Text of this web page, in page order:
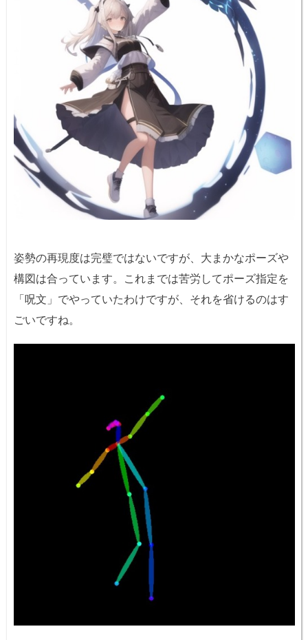
姿勢の再現度は完璧ではないですが、大まかなポーズや
構図は合っています。これまでは苦労してポーズ指定を
「呪文」でやっていたわけですが、それを省けるのはす
ごいですね。